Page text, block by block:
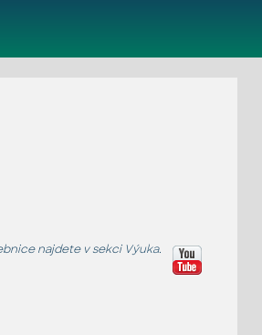
najdete v sekci Výuka.